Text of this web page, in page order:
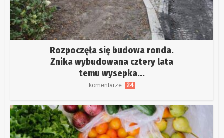
Rozpoczęła się budowa ronda.
Znika wybudowana cztery lata
temu wysepka...
komentarze: 24